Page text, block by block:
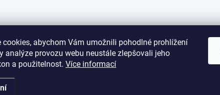
cookies, abychom Vám umožnili pohodlné prohlížení
analýze provozu webu neustále zlepšovali jeho
a použitelnost. Více informací